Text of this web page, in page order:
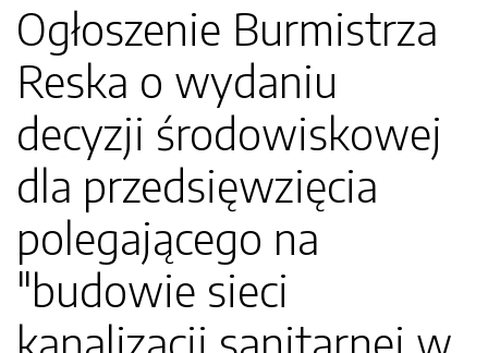
Ogłoszenie Burmistrza
Reska o wydaniu
decyzji środowiskowej
dla przedsięwzięcia
polegającego na
"budowie sieci
kanalizacji sanitarnej w